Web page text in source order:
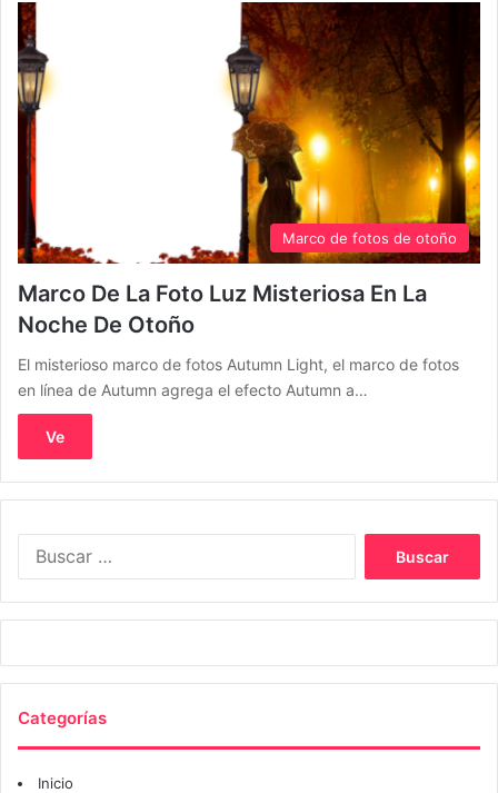
Marco de fotos de otoño
Marco De La Foto Luz Misteriosa En La
Noche De Otoño
El misterioso marco de fotos Autumn Light, el marco de fotos
en línea de Autumn agrega el efecto Autumn a…
Ve
Categorías
Inicio